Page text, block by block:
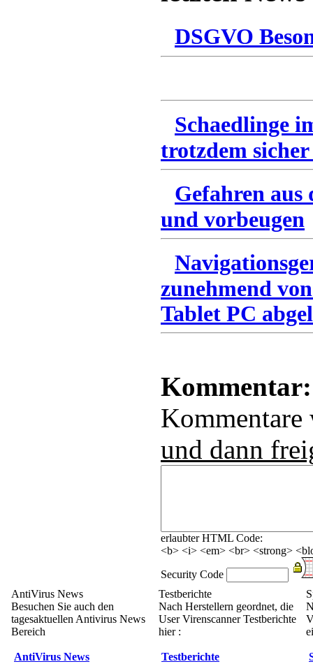
DSGVO
Schaedlinge
trotzdem
Gefahren
und vorbeugen
zunehmend
Tablet PC
Kommentar:
und dann
erlaubter HTML Code:
<b> <i> <em> <br> <strong>
Security Code
AntiVirus News
Besuchen Sie auch den
tagesaktuellen Antivirus News
Bereich
AntiVirus News
Testberichte
Nach Herstellern geordnet, die
User Virenscanner Testberichte
hier :
Testberichte